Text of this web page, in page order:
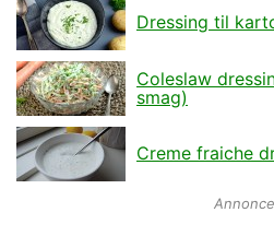
Dressing til
Coleslaw
smag)
Creme fraiche
Annonce